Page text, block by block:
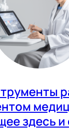
здесь и